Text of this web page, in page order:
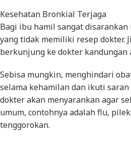
Kesehatan Bronkial Terjaga
Bagi ibu hamil sangat
yang tidak memiliki resep dokter.
berkunjung ke dokter kandungan
Sebisa mungkin, menghindari
selama kehamilan dan ikuti saran
dokter akan menyarankan agar
umum, contohnya adalah flu,
tenggorokan.